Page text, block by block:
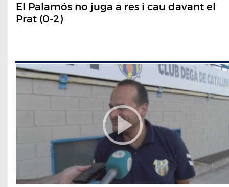
El Palamós no juga a res i cau davant el
Prat (0-2)